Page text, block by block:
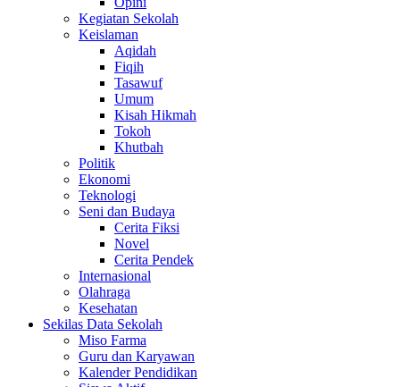
Kegiatan Sekolah
Keislaman
Aqidah
Fiqih
Tasawuf
Umum
Kisah Hikmah
Tokoh
Khutbah
Politik
Ekonomi
Teknologi
Seni dan Budaya
Cerita Fiksi
Novel
Cerita Pendek
Internasional
Olahraga
Kesehatan
Sekilas Data Sekolah
Miso Farma
Guru dan Karyawan
Kalender Pendidikan